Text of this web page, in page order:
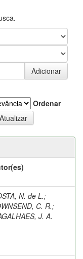
Ordenar
N. de L.;
C. R.;
J. A.